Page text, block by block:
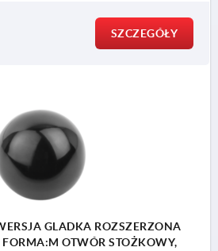
SZCZEGÓŁY
GLADKA ROZSZERZONA
OTWÓR STOŻKOWY,